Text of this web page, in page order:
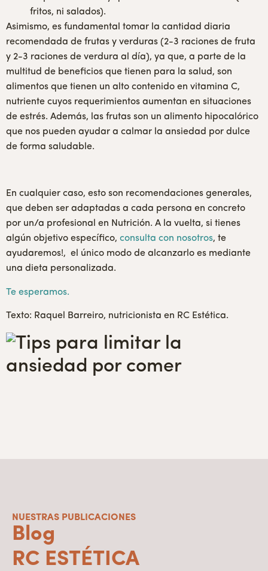
fritos, ni salados).
Asimismo, es fundamental tomar la cantidad diaria
recomendada de frutas y verduras (2-3 raciones de fruta
y 2-3 raciones de verdura al día), ya que, a parte de la
multitud de beneficios que tienen para la salud, son
alimentos que tienen un alto contenido en vitamina C,
nutriente cuyos requerimientos aumentan en situaciones
de estrés. Además, las frutas son un alimento hipocalórico
que nos pueden ayudar a calmar la ansiedad por dulce
de forma saludable.
En cualquier caso, esto son recomendaciones generales,
que deben ser adaptadas a cada persona en concreto
por un/a profesional en Nutrición. A la vuelta, si tienes
algún objetivo específico, consulta con nosotros, te
ayudaremos!, el único modo de alcanzarlo es mediante
una dieta personalizada.
Te esperamos.
Texto: Raquel Barreiro, nutricionista en RC Estética.
NUESTRAS PUBLICACIONES
Blog
RC ESTÉTICA